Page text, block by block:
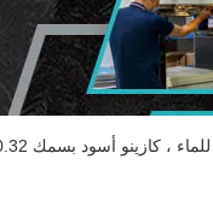
، كازينو أسود بسمك 0.32 مم